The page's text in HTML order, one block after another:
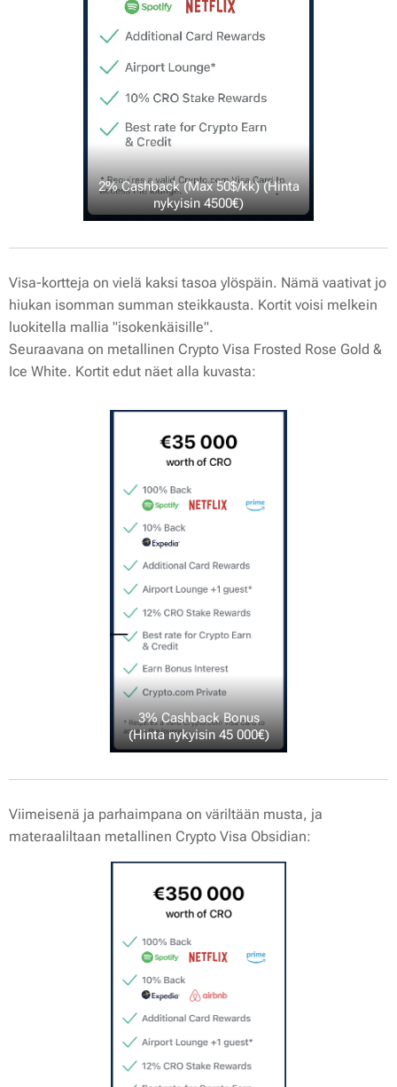
2% Cashback (Max 50$/kk) (Hinta
nykyisin 4500€)
Visa-kortteja on vielä kaksi tasoa ylöspäin. Nämä vaativat jo
hiukan isomman summan steikkausta. Kortit voisi melkein
luokitella mallia "isokenkäisille".
Seuraavana on metallinen Crypto Visa Frosted Rose Gold &
Ice White. Kortit edut näet alla kuvasta:
3% Cashback Bonus
(Hinta nykyisin 45 000€)
Viimeisenä ja parhaimpana on väriltään musta, ja
materaaliltaan metallinen Crypto Visa Obsidian: